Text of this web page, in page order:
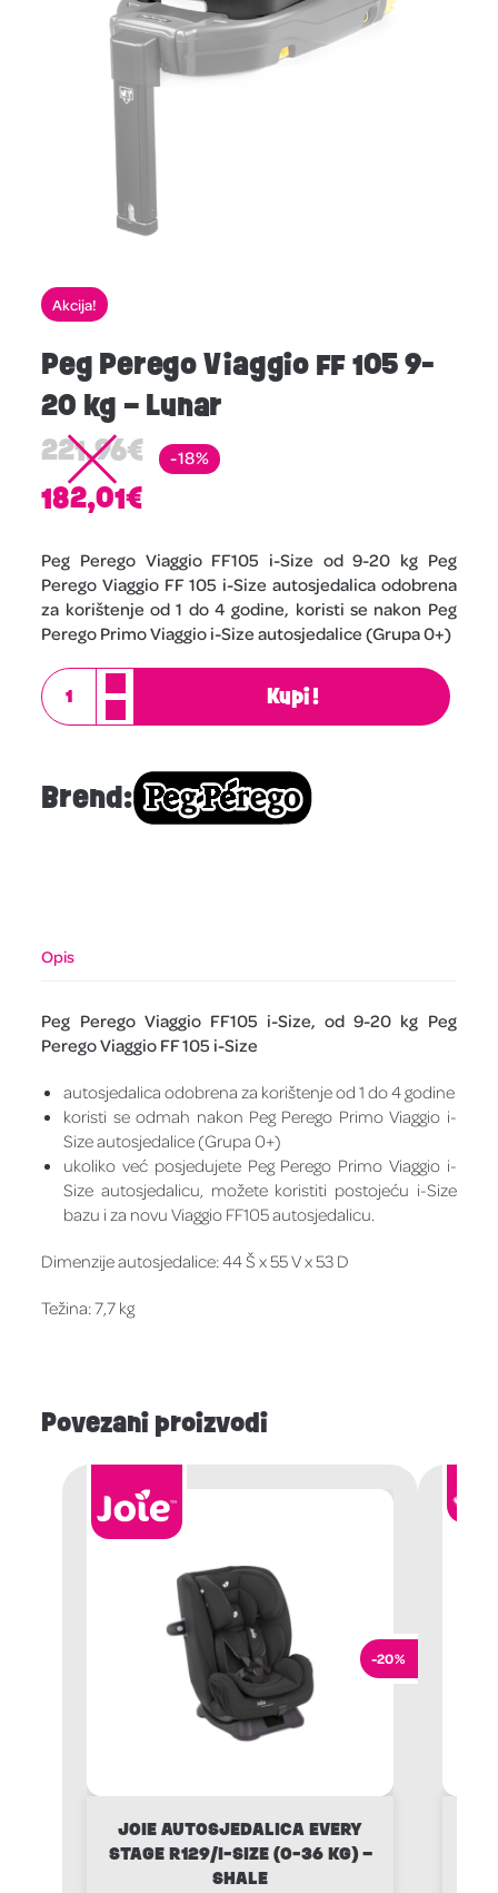
Akcija!
Peg Perego Viaggio FF 105 9-
20 kg – Lunar
221,96€
182,01€
-18%
Peg Perego Viaggio FF105 i-Size od 9-20 kg Peg
Perego Viaggio FF 105 i-Size autosjedalica odobrena
za korištenje od 1 do 4 godine, koristi se nakon Peg
Perego Primo Viaggio i-Size autosjedalice (Grupa 0+)
Kupi!
Brend:
Opis
Peg Perego Viaggio FF105 i-Size, od 9-20 kg Peg
Perego Viaggio FF 105 i-Size
autosjedalica odobrena za korištenje od 1 do 4 godine
koristi se odmah nakon Peg Perego Primo Viaggio i-
Size autosjedalice (Grupa 0+)
ukoliko već posjedujete Peg Perego Primo Viaggio i-
Size autosjedalicu, možete koristiti postojeću i-Size
bazu i za novu Viaggio FF105 autosjedalicu.
Dimenzije autosjedalice: 44 Š x 55 V x 53 D
Težina: 7,7 kg
Povezani proizvodi
-20%
JOIE AUTOSJEDALICA EVERY
STAGE R129/I-SIZE (0-36 KG) –
SHALE